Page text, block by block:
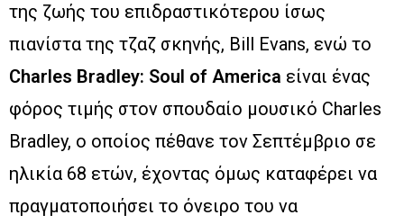
της ζωής του επιδραστικότερου ίσως
πιανίστα της τζαζ σκηνής, Bill Evans, ενώ το
Charles Bradley: Soul οf America είναι ένας
φόρος τιμής στον σπουδαίο μουσικό Charles
Bradley, ο οποίος πέθανε τον Σεπτέμβριο σε
ηλικία 68 ετών, έχοντας όμως καταφέρει να
πραγματοποιήσει το όνειρο του να